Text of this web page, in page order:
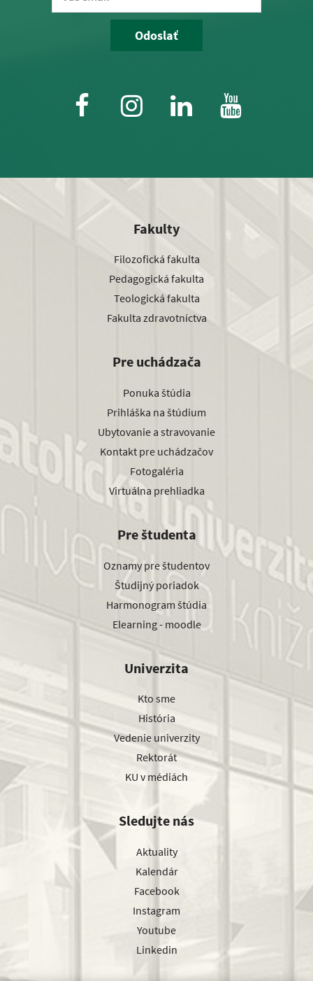
Odoslať
Fakulty
Filozofická fakulta
Pedagogická fakulta
Teologická fakulta
Fakulta zdravotníctva
Pre uchádzača
Ponuka štúdia
Prihláška na štúdium
Ubytovanie a stravovanie
Kontakt pre uchádzačov
Fotogaléria
Virtuálna prehliadka
Pre študenta
Oznamy pre študentov
Študijný poriadok
Harmonogram štúdia
Elearning - moodle
Univerzita
Kto sme
História
Vedenie univerzity
Rektorát
KU v médiách
Sledujte nás
Aktuality
Kalendár
Facebook
Instagram
Youtube
Linkedin